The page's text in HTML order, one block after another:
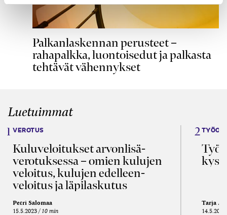
Palkanlaskennan perusteet –
rahapalkka, luontoisedut ja palkasta
tehtävät vähennykset
Luetuimmat
VEROTUS
Kulu­veloitukset arvon­lisä­
verotuksessa – omien kulujen
veloitus, kulujen edelleen­
veloitus ja läpi­laskutus
Petri Salomaa
15.5.2023 10 min
Tarja
14.5.2021